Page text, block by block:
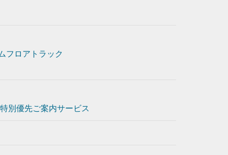
フロアトラック
特別優先ご案内サービス